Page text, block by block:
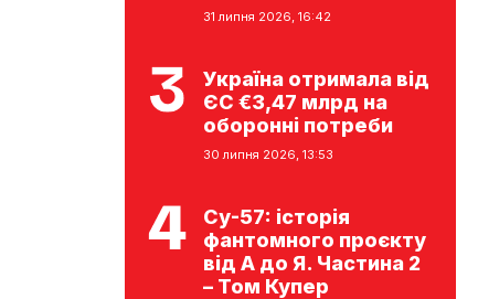
31 липня 2026, 16:42
Україна отримала від
ЄС €3,47 млрд на
оборонні потреби
30 липня 2026, 13:53
Су-57: історія
фантомного проєкту
від А до Я. Частина 2
– Том Купер